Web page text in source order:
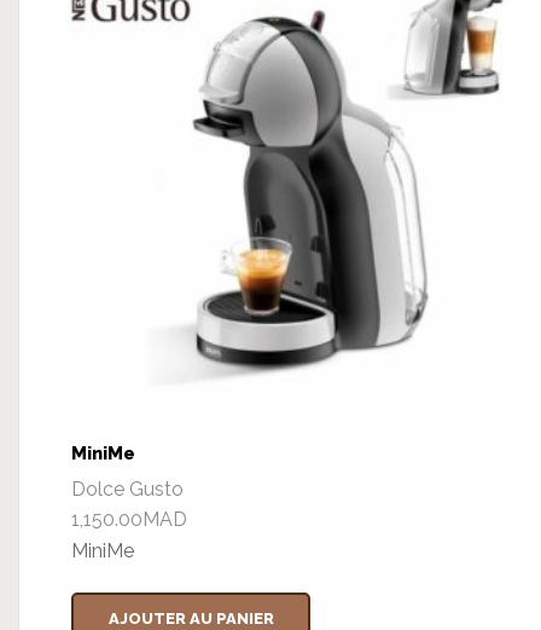
MiniMe
Dolce Gusto
1,150.00 MAD
MiniMe
AJOUTER AU PANIER